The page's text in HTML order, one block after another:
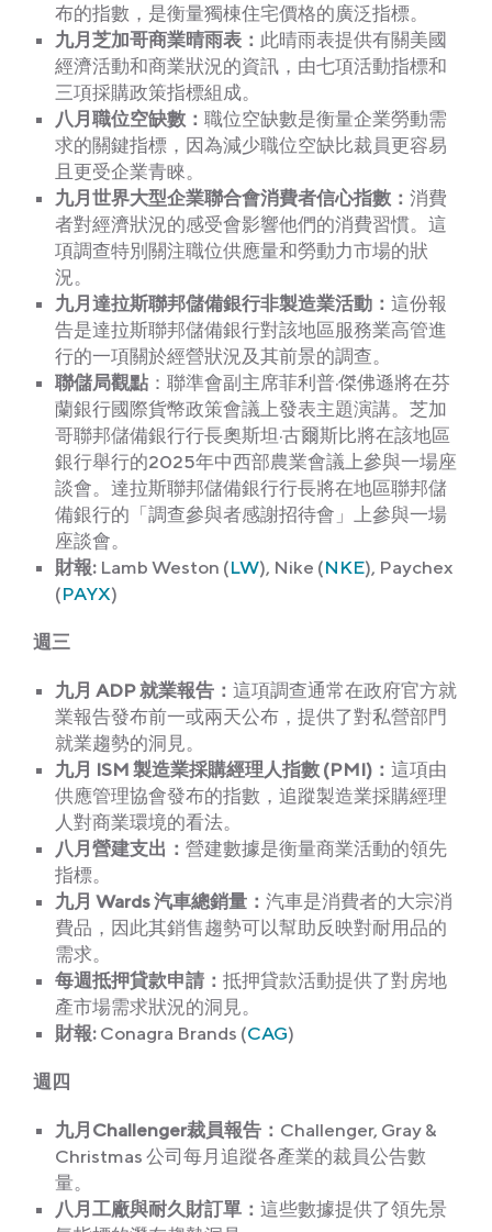
布的指數，是衡量獨棟住宅價格的廣泛指標。
九月芝加哥商業晴雨表： 此晴雨表提供有關美國
經濟活動和商業狀況的資訊，由七項活動指標和
三項採購政策指標組成。
八月職位空缺數： 職位空缺數是衡量企業勞動需
求的關鍵指標，因為減少職位空缺比裁員更容易
且更受企業青睞。
九月世界大型企業聯合會消費者信心指數： 消費
者對經濟狀況的感受會影響他們的消費習慣。這
項調查特別關注職位供應量和勞動力市場的狀
況。
九月達拉斯聯邦儲備銀行非製造業活動： 這份報
告是達拉斯聯邦儲備銀行對該地區服務業高管進
行的一項關於經營狀況及其前景的調查。
聯儲局觀點 ：聯準會副主席菲利普·傑佛遜將在芬
蘭銀行國際貨幣政策會議上發表主題演講。芝加
哥聯邦儲備銀行行長奧斯坦·古爾斯比將在該地區
銀行舉行的2025年中西部農業會議上參與一場座
談會。達拉斯聯邦儲備銀行行長將在地區聯邦儲
備銀行的「調查參與者感謝招待會」上參與一場
座談會。
財報: Lamb Weston (LW), Nike (NKE), Paychex
(PAYX)
週三
九月 ADP 就業報告： 這項調查通常在政府官方就
業報告發布前一或兩天公布，提供了對私營部門
就業趨勢的洞見。
九月 ISM 製造業採購經理人指數 (PMI)： 這項由
供應管理協會發布的指數，追蹤製造業採購經理
人對商業環境的看法。
八月營建支出： 營建數據是衡量商業活動的領先
指標。
九月 Wards 汽車總銷量： 汽車是消費者的大宗消
費品，因此其銷售趨勢可以幫助反映對耐用品的
需求。
每週抵押貸款申請： 抵押貸款活動提供了對房地
產市場需求狀況的洞見。
財報: Conagra Brands (CAG)
週四
九月Challenger裁員報告： Challenger, Gray &
Christmas 公司每月追蹤各產業的裁員公告數
量。
八月工廠與耐久財訂單： 這些數據提供了領先景